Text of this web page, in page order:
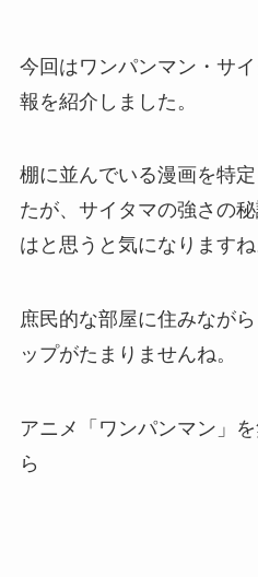
今回はワンパンマン・サ
報を紹介しました。
棚に並んでいる漫画を特
たが、サイタマの強さの
はと思うと気になりますね
庶民的な部屋に住みなが
ップがたまりませんね。
アニメ「ワンパンマン」
ら